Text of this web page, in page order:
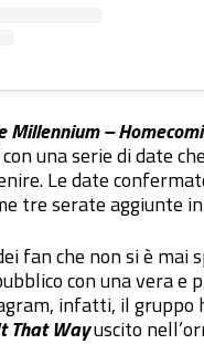
Millennium –
una serie di date
Le date
tre serate aggiunte
fan che non si è mai
con una vera e
infatti, il gruppo
That Wayuscito